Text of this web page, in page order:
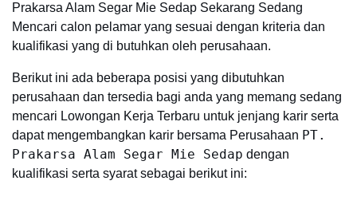
Prakarsa Alam Segar Mie Sedap Sekarang Sedang
Mencari calon pelamar yang sesuai dengan kriteria dan
kualifikasi yang di butuhkan oleh perusahaan.
Berikut ini ada beberapa posisi yang dibutuhkan
perusahaan dan tersedia bagi anda yang memang sedang
mencari Lowongan Kerja Terbaru untuk jenjang karir serta
dapat mengembangkan karir bersama Perusahaan PT.
Prakarsa Alam Segar Mie Sedap dengan
kualifikasi serta syarat sebagai berikut ini: